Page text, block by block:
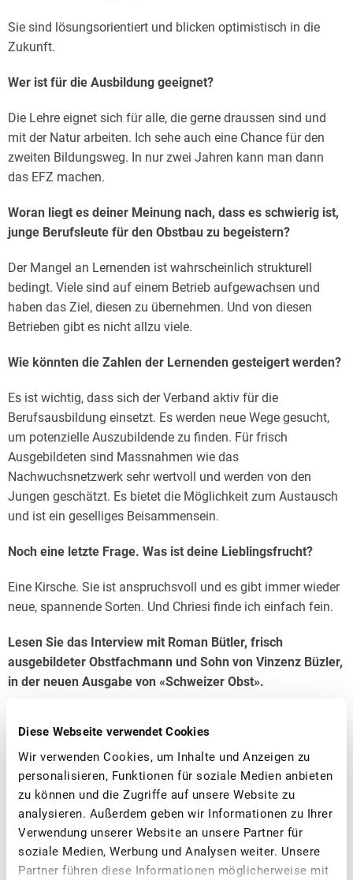
Diese Webseite verwendet Cookies
Wir verwenden Cookies, um Inhalte und Anzeigen zu
personalisieren, Funktionen für soziale Medien anbieten
zu können und die Zugriffe auf unsere Website zu
analysieren. Außerdem geben wir Informationen zu Ihrer
Verwendung unserer Website an unsere Partner für
soziale Medien, Werbung und Analysen weiter. Unsere
Partner führen diese Informationen möglicherweise mit
Sie sind lösungsorientiert und blicken optimistisch in die
Zukunft.
Wer ist für die Ausbildung geeignet?
Die Lehre eignet sich für alle, die gerne draussen sind und
mit der Natur arbeiten. Ich sehe auch eine Chance für den
zweiten Bildungsweg. In nur zwei Jahren kann man dann
das EFZ machen.
Woran liegt es deiner Meinung nach, dass es schwierig ist,
junge Berufsleute für den Obstbau zu begeistern?
Der Mangel an Lernenden ist wahrscheinlich strukturell
bedingt. Viele sind auf einem Betrieb aufgewachsen und
haben das Ziel, diesen zu übernehmen. Und von diesen
Betrieben gibt es nicht allzu viele.
Wie könnten die Zahlen der Lernenden gesteigert werden?
Es ist wichtig, dass sich der Verband aktiv für die
Berufsausbildung einsetzt. Es werden neue Wege gesucht,
um potenzielle Auszubildende zu finden. Für frisch
Ausgebildeten sind Massnahmen wie das
Nachwuchsnetzwerk sehr wertvoll und werden von den
Jungen geschätzt. Es bietet die Möglichkeit zum Austausch
und ist ein geselliges Beisammensein.
Noch eine letzte Frage. Was ist deine Lieblingsfrucht?
Eine Kirsche. Sie ist anspruchsvoll und es gibt immer wieder
neue, spannende Sorten. Und Chriesi finde ich einfach fein.
Lesen Sie das Interview mit Roman Bütler, frisch
ausgebildeter Obstfachmann und Sohn von Vinzenz Büzler,
in der neuen Ausgabe von «Schweizer Obst».
Weitere News